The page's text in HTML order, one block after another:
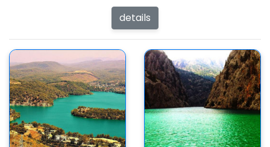
details